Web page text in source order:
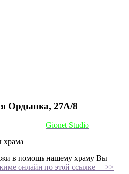
Ордынка, 27А/8
Gionet Studio
храма
в помощь нашему храму Вы
онлайн по этой ссылке —>>